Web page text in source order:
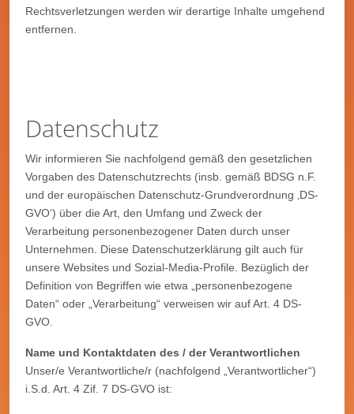
Rechtsverletzungen werden wir derartige Inhalte umgehend
entfernen.
Datenschutz
Wir informieren Sie nachfolgend gemäß den gesetzlichen
Vorgaben des Datenschutzrechts (insb. gemäß BDSG n.F.
und der europäischen Datenschutz-Grundverordnung ‚DS-
GVO‘) über die Art, den Umfang und Zweck der
Verarbeitung personenbezogener Daten durch unser
Unternehmen. Diese Datenschutzerklärung gilt auch für
unsere Websites und Sozial-Media-Profile. Bezüglich der
Definition von Begriffen wie etwa „personenbezogene
Daten“ oder „Verarbeitung“ verweisen wir auf Art. 4 DS-
GVO.
Name und Kontaktdaten des / der Verantwortlichen
Unser/e Verantwortliche/r (nachfolgend „Verantwortlicher“)
i.S.d. Art. 4 Zif. 7 DS-GVO ist: